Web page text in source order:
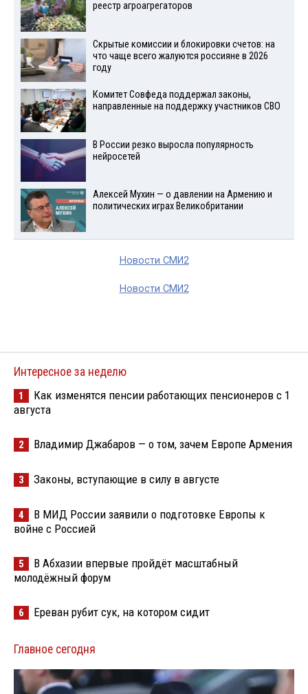
реестр агроагрегаторов
Скрытые комиссии и блокировки счетов: на
что чаще всего жалуются россияне в 2026
году
Комитет Совфеда поддержал законы,
направленные на поддержку участников СВО
В России резко выросла популярность
нейросетей
Алексей Мухин — о давлении на Армению и
политических играх Великобритании
Новости СМИ2
Новости СМИ2
Интересное за неделю
1
Как изменятся пенсии работающих пенсионеров с 1
августа
2 Владимир Джабаров — о том, зачем Европе Армения
3 Законы, вступающие в силу в августе
4
В МИД России заявили о подготовке Европы к
войне с Россией
5
В Абхазии впервые пройдёт масштабный
молодёжный форум
6 Ереван рубит сук, на котором сидит
Главное сегодня